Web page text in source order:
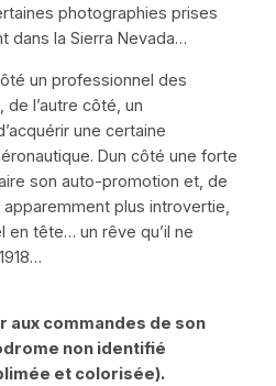
photographies prises
dans la Sierra Nevada…
un professionnel des
l’autre côté, un
une certaine
Dun côté une forte
son auto-promotion et, de
apparemment plus introvertie,
en tête… un rêve qu’il ne
aux commandes de son
non identifié
et colorisée).